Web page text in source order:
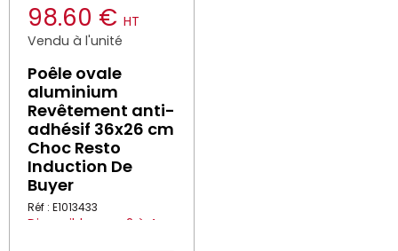
98.60 € HT
Vendu à l'unité
Poêle ovale
aluminium
Revêtement anti-
adhésif 36x26 cm
Choc Resto
Induction De
Buyer
Réf : E1013433
Disponible sous 2 à 4